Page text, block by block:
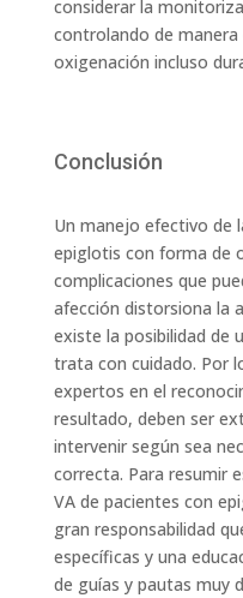
considerar la
controlando de
oxigenación incluso
Conclusión
Un manejo efectivo de
epiglotis con forma de
complicaciones que
afección distorsiona la
existe la posibilidad de
trata con cuidado. Por
expertos en el
resultado, deben ser
intervenir según sea
correcta. Para resumir
VA de pacientes con
gran responsabilidad
específicas y una
de guías y pautas muy